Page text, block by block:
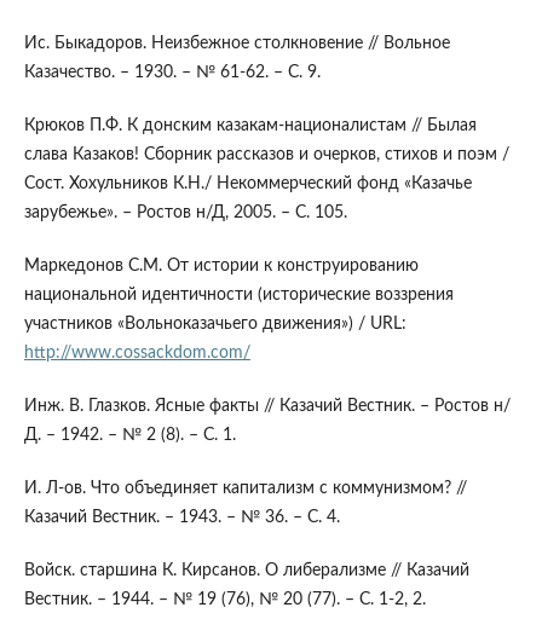
Ис. Быкадоров. Неизбежное столкновение // Вольное
Казачество. – 1930. – № 61-62. – С. 9.
Крюков П.Ф. К донским казакам-националистам // Былая
слава Казаков! Сборник рассказов и очерков, стихов и поэм /
Сост. Хохульников К.Н./ Некоммерческий фонд «Казачье
зарубежье». – Ростов н/Д, 2005. – С. 105.
Маркедонов С.М. От истории к конструированию
национальной идентичности (исторические воззрения
участников «Вольноказачьего движения») / URL:
http://www.cossackdom.com/
Инж. В. Глазков. Ясные факты // Казачий Вестник. – Ростов н/
Д. – 1942. – № 2 (8). – С. 1.
И. Л-ов. Что объединяет капитализм с коммунизмом? //
Казачий Вестник. – 1943. – № 36. – С. 4.
Войск. старшина К. Кирсанов. О либерализме // Казачий
Вестник. – 1944. – № 19 (76), № 20 (77). – С. 1-2, 2.